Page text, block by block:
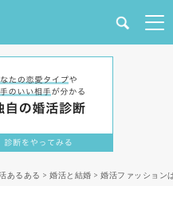
あるある > 婚活と結婚 > 婚活ファッション